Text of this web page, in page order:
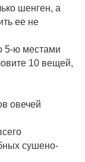
шенген, а
ее не
5-ю местами
10 вещей,
овечей
сушено-